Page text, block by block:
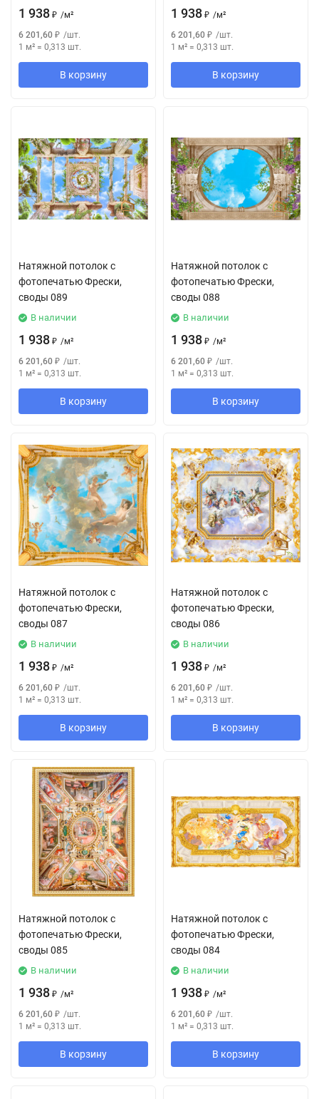
1 938 ₽ /м²
6 201,60 ₽ /шт.
1 м² = 0,313 шт.
В корзину
1 938 ₽ /м²
6 201,60 ₽ /шт.
1 м² = 0,313 шт.
В корзину
Натяжной потолок с
фотопечатью Фрески,
своды 089
В наличии
1 938 ₽ /м²
6 201,60 ₽ /шт.
1 м² = 0,313 шт.
В корзину
Натяжной потолок с
фотопечатью Фрески,
своды 088
В наличии
1 938 ₽ /м²
6 201,60 ₽ /шт.
1 м² = 0,313 шт.
В корзину
Натяжной потолок с
фотопечатью Фрески,
своды 087
В наличии
1 938 ₽ /м²
6 201,60 ₽ /шт.
1 м² = 0,313 шт.
В корзину
Натяжной потолок с
фотопечатью Фрески,
своды 086
В наличии
1 938 ₽ /м²
6 201,60 ₽ /шт.
1 м² = 0,313 шт.
В корзину
Натяжной потолок с
фотопечатью Фрески,
своды 085
В наличии
1 938 ₽ /м²
6 201,60 ₽ /шт.
1 м² = 0,313 шт.
В корзину
Натяжной потолок с
фотопечатью Фрески,
своды 084
В наличии
1 938 ₽ /м²
6 201,60 ₽ /шт.
1 м² = 0,313 шт.
В корзину